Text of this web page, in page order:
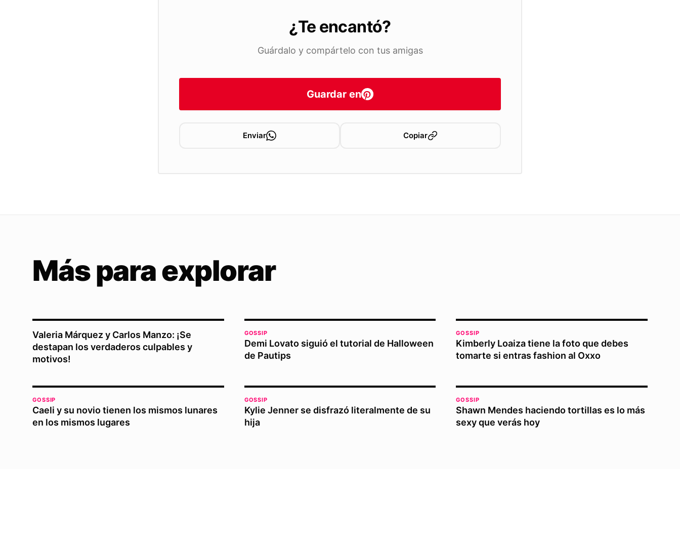
¿Te encantó?
Guárdalo y compártelo con tus amigas
Guardar en
Enviar Copiar
Más para explorar
Valeria Márquez y Carlos Manzo: ¡Se
destapan los verdaderos culpables y
motivos!
GOSSIP
Demi Lovato siguió el tutorial de Halloween
de Pautips
GOSSIP
Kimberly Loaiza tiene la foto que debes
tomarte si entras fashion al Oxxo
GOSSIP
Caeli y su novio tienen los mismos lunares
en los mismos lugares
GOSSIP
Kylie Jenner se disfrazó literalmente de su
hija
GOSSIP
Shawn Mendes haciendo tortillas es lo más
sexy que verás hoy